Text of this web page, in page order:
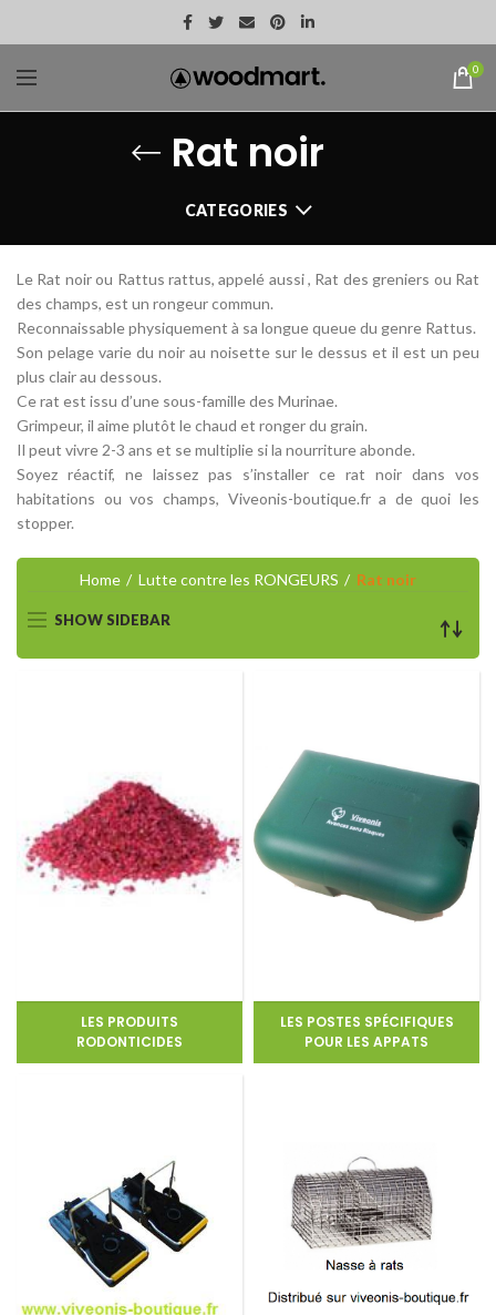
0
Rat noir
CATEGORIES
Le Rat noir ou Rattus rattus, appelé aussi , Rat des greniers ou Rat
des champs, est un rongeur commun.
Reconnaissable physiquement à sa longue queue du genre Rattus.
Son pelage varie du noir au noisette sur le dessus et il est un peu
plus clair au dessous.
Ce rat est issu d’une sous-famille des Murinae.
Grimpeur, il aime plutôt le chaud et ronger du grain.
Il peut vivre 2-3 ans et se multiplie si la nourriture abonde.
Soyez réactif, ne laissez pas s’installer ce rat noir dans vos
habitations ou vos champs, Viveonis-boutique.fr a de quoi les
stopper.
Home Lutte contre les RONGEURS Rat noir
SHOW SIDEBAR
LES PRODUITS
RODONTICIDES
LES POSTES SPÉCIFIQUES
POUR LES APPATS